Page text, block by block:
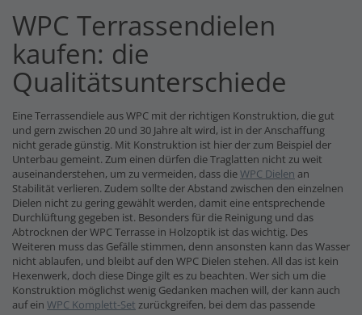
WPC Terrassendielen
kaufen: die
Qualitätsunterschiede
Eine Terrassendiele aus WPC mit der richtigen Konstruktion, die gut
und gern zwischen 20 und 30 Jahre alt wird, ist in der Anschaffung
nicht gerade günstig. Mit Konstruktion ist hier der zum Beispiel der
Unterbau gemeint. Zum einen dürfen die Traglatten nicht zu weit
auseinanderstehen, um zu vermeiden, dass dieWPC Dielen an
Stabilität verlieren. Zudem sollte der Abstand zwischen den einzelnen
Dielen nicht zu gering gewählt werden, damit eine entsprechende
Durchlüftung gegeben ist. Besonders für die Reinigung und das
Abtrocknen der WPC Terrasse in Holzoptik ist das wichtig. Des
Weiteren muss das Gefälle stimmen, denn ansonsten kann das Wasser
nicht ablaufen, und bleibt auf den WPC Dielen stehen. All das ist kein
Hexenwerk, doch diese Dinge gilt es zu beachten. Wer sich um die
Konstruktion möglichst wenig Gedanken machen will, der kann auch
auf ein WPC Komplett-Set zurückgreifen, bei dem das passende